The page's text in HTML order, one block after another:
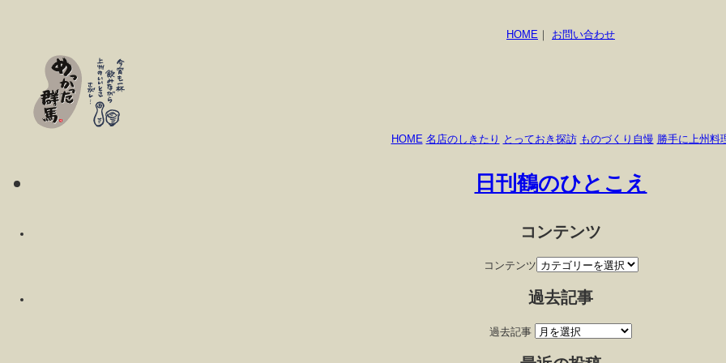
HOME ｜ お問い合わせ
HOME 名店のしきたり とっておき探訪 ものづくり自慢 勝手に上州料
日刊鶴のひとこえ
コンテンツ
コンテンツ
過去記事
過去記事